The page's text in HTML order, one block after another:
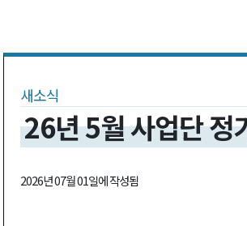
새소식
26년 5월 사업단 정
2026년 07월 01일에 작성됨